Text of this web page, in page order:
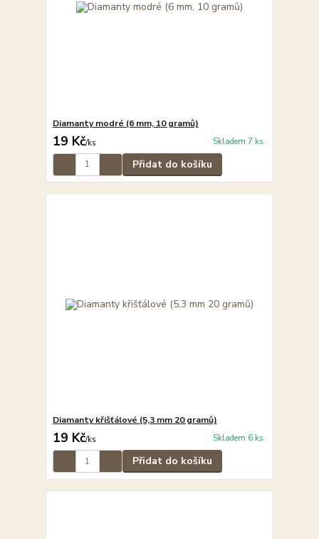
Diamanty modré (6 mm, 10 gramů)
19 Kč/ks Skladem 7 ks
Přidat do košíku
Diamanty křišťálové (5,3 mm 20 gramů)
19 Kč/ks Skladem 6 ks
Přidat do košíku